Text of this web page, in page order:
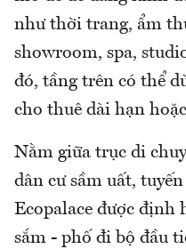
như thời trang, ẩm
showroom, spa,
đó, tầng trên có thể
cho thuê dài hạn
Nằm giữa trục di
dân cư sầm uất,
Ecopalace được định
sắm - phố đi bộ đầu